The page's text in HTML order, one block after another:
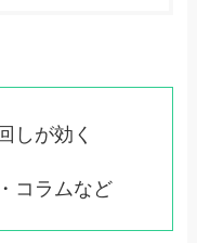
しが効く
コラムなど